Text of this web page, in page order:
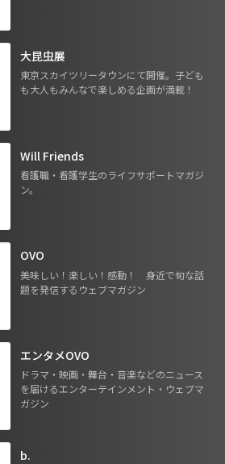
大昆虫展
東京スカイツリータウンにて開催。子ども
も大人もみんなで楽しめる企画が満載！
Will Friends
看護職・看護学生のライフサポートマガジ
ン。
OVO
美味しい！楽しい！感動！ 身近で旬な話
題を発信するウェブマガジン
エンタメOVO
ドラマ・映画・舞台・音楽などのニュース
を届けるエンターテインメント・ウェブマ
ガジン
b.